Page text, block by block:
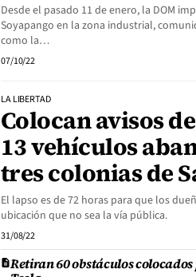
Desde el pasado 11 de enero, la DOM
Soyapango en la zona industrial,
como la…
07/10/22
LA LIBERTAD
Colocan avisos
13 vehículos
tres colonias de
El lapso es de 72 horas para que los
ubicación que no sea la vía pública.
31/08/22
Retiran 60 obstáculos